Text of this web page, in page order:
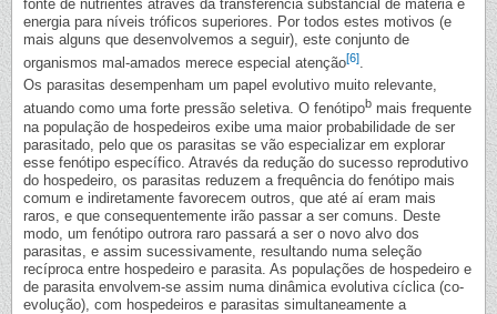
fonte de nutrientes através da transferência substancial de matéria e
energia para níveis tróficos superiores. Por todos estes motivos (e
mais alguns que desenvolvemos a seguir), este conjunto de
organismos mal-amados merece especial atenção[6].
Os parasitas desempenham um papel evolutivo muito relevante,
atuando como uma forte pressão seletiva. O fenótipob mais frequente
na população de hospedeiros exibe uma maior probabilidade de ser
parasitado, pelo que os parasitas se vão especializar em explorar
esse fenótipo específico. Através da redução do sucesso reprodutivo
do hospedeiro, os parasitas reduzem a frequência do fenótipo mais
comum e indiretamente favorecem outros, que até aí eram mais
raros, e que consequentemente irão passar a ser comuns. Deste
modo, um fenótipo outrora raro passará a ser o novo alvo dos
parasitas, e assim sucessivamente, resultando numa seleção
recíproca entre hospedeiro e parasita. As populações de hospedeiro e
de parasita envolvem-se assim numa dinâmica evolutiva cíclica (co-
evolução), com hospedeiros e parasitas simultaneamente a